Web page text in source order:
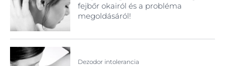
fejbőr okairól és a probléma
megoldásáról!
Dezodor intolerancia